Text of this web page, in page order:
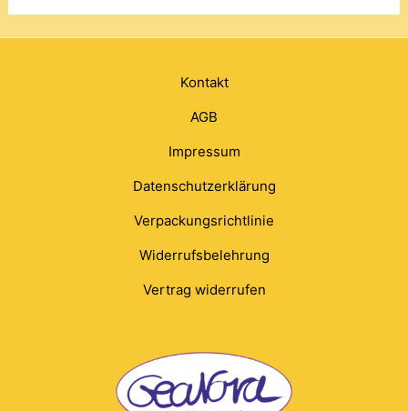
Kontakt
AGB
Impressum
Datenschutzerklärung
Verpackungsrichtlinie
Widerrufsbelehrung
Vertrag widerrufen